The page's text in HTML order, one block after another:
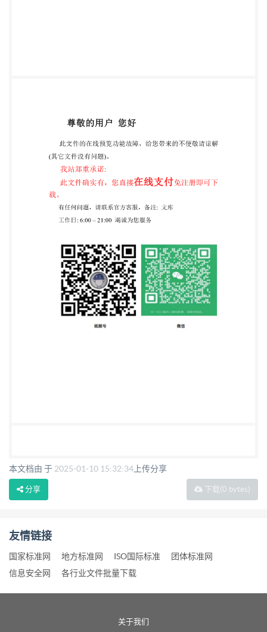
本文档由 于 2025-01-10 15:32:34 上传分享
下载(0 bytes)
分享
友情链接
国家标准网 地方标准网 ISO国际标准
团体标准网
信息安全网
各行业文件批量下载
关于我们